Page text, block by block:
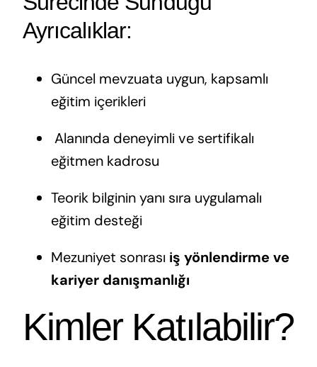
Ayrıcalıklar:
Güncel mevzuata uygun, kapsamlı
eğitim içerikleri
‍ Alanında deneyimli ve sertifikalı
eğitmen kadrosu
Teorik bilginin yanı sıra uygulamalı
eğitim desteği
Mezuniyet sonrası iş yönlendirme ve
kariyer danışmanlığı
Kimler Katılabilir?